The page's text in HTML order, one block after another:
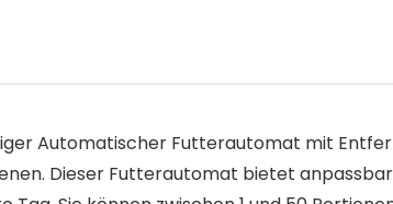
Automatischer Futterautomat mit
Dieser Futterautomat bietet